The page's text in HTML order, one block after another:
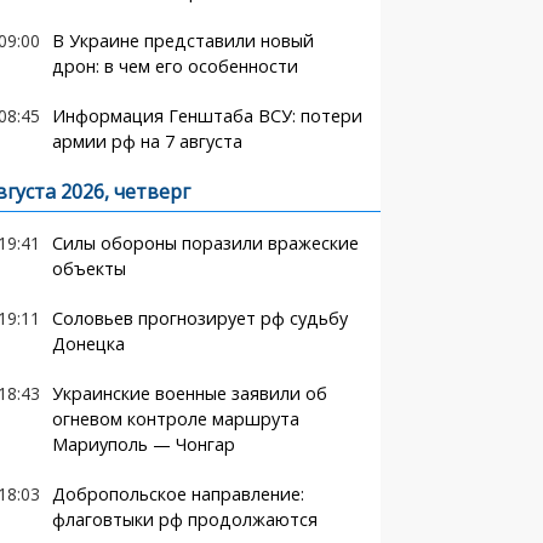
В Украине представили новый
дрон: в чем его особенности
Информация Генштаба ВСУ: потери
армии рф на 7 августа
2026, четверг
Силы обороны поразили вражеские
объекты
Соловьев прогнозирует рф судьбу
Донецка
Украинские военные заявили об
огневом контроле маршрута
Мариуполь — Чонгар
Добропольское направление:
флаговтыки рф продолжаются